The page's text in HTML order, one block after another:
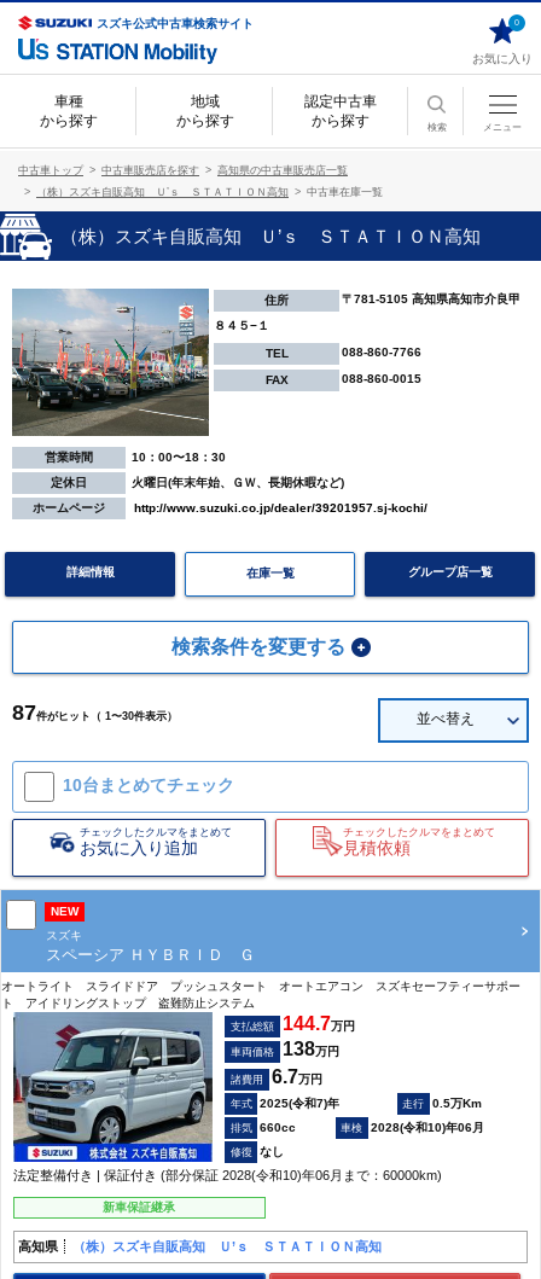
スズキ公式中古車検索サイト
お気に入り
0
車種
から探す
地域
から探す
認定中古車
から探す
検索 メニュー
中古車トップ 中古車販売店を探す
高知県の中古車販売店一覧
（株）スズキ自販高知 Ｕ’ｓ ＳＴＡＴＩＯＮ高知
中古車在庫一覧
（株）スズキ自販高知 Ｕ’ｓ ＳＴＡＴＩＯＮ高知
住所 〒781-5105 高知県高知市介良甲
８４５−１
TEL 088-860-7766
FAX 088-860-0015
営業時間
10：00〜18：30
定休日
火曜日(年末年始、ＧＷ、長期休暇など)
ホームページ
http://www.suzuki.co.jp/dealer/39201957.sj-kochi/
詳細情報 在庫一覧 グループ店一覧
検索条件を変更する
87件がヒット（ 1〜30件表示） 並べ替え
10台まとめてチェック
チェックしたクルマをまとめて
お気に入り追加
チェックしたクルマをまとめて
見積依頼
NEW
スズキ
スペーシア ＨＹＢＲＩＤ Ｇ
オートライト スライドドア プッシュスタート オートエアコン スズキセーフティーサポー
ト アイドリングストップ 盗難防止システム
支払総額 144.7万円
車両価格 138万円
諸費用 6.7万円
2025(令和7)年
0.5万Km
660cc
2028(令和10)年06月
なし
法定整備付き | 保証付き (部分保証 2028(令和10)年06月まで：60000km)
新車保証継承
高知県 （株）スズキ自販高知 Ｕ’ｓ ＳＴＡＴＩＯＮ高知